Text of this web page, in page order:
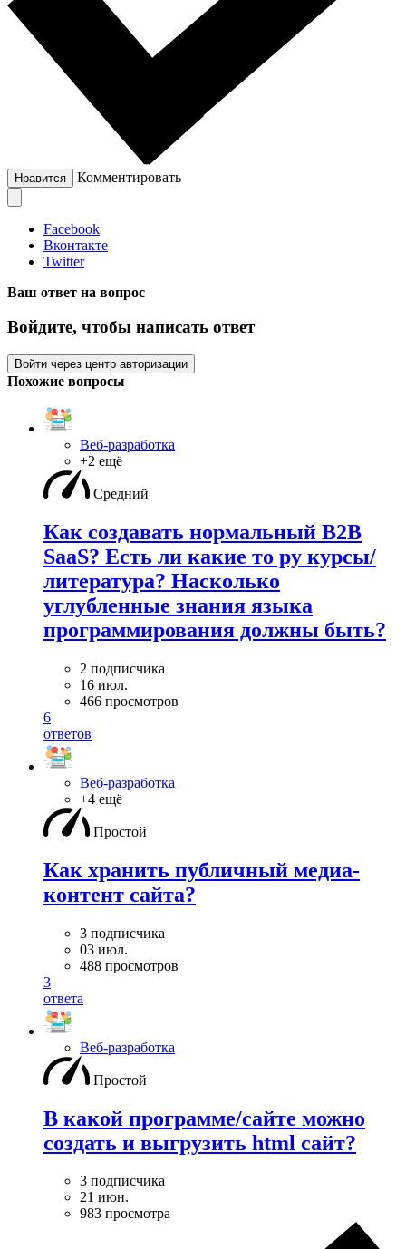
Нравится Комментировать
Facebook
Вконтакте
Twitter
Ваш ответ на вопрос
Войдите, чтобы написать ответ
Войти через центр авторизации
Похожие вопросы
Веб-разработка
+2 ещё
Средний
Как создавать нормальный B2B
SaaS? Есть ли какие то ру курсы/
литература? Насколько
углубленные знания языка
программирования должны быть?
2 подписчика
16 июл.
466 просмотров
6
ответов
Веб-разработка
+4 ещё
Простой
Как хранить публичный медиа-
контент сайта?
3 подписчика
03 июл.
488 просмотров
3
ответа
Веб-разработка
Простой
В какой программе/сайте можно
создать и выгрузить html сайт?
3 подписчика
21 июн.
983 просмотра